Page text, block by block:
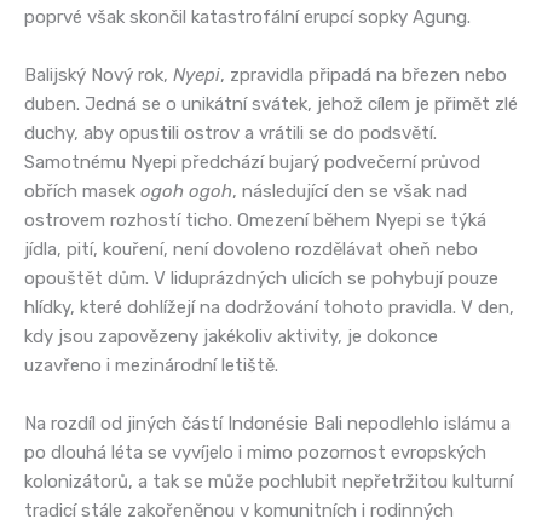
poprvé však skončil katastrofální erupcí sopky Agung.
Balijský Nový rok, Nyepi, zpravidla připadá na březen nebo
duben. Jedná se o unikátní svátek, jehož cílem je přimět zlé
duchy, aby opustili ostrov a vrátili se do podsvětí.
Samotnému Nyepi předchází bujarý podvečerní průvod
obřích masek ogoh ogoh, následující den se však nad
ostrovem rozhostí ticho. Omezení během Nyepi se týká
jídla, pití, kouření, není dovoleno rozdělávat oheň nebo
opouštět dům. V liduprázdných ulicích se pohybují pouze
hlídky, které dohlížejí na dodržování tohoto pravidla. V den,
kdy jsou zapovězeny jakékoliv aktivity, je dokonce
uzavřeno i mezinárodní letiště.
Na rozdíl od jiných částí Indonésie Bali nepodlehlo islámu a
po dlouhá léta se vyvíjelo i mimo pozornost evropských
kolonizátorů, a tak se může pochlubit nepřetržitou kulturní
tradicí stále zakořeněnou v komunitních i rodinných